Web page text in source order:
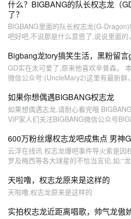
什么？BIGBANG的队长权志龙（
了？
BIGBANG里面的队长权志龙(G-
吧好吧,不说那是什么意思了,说说里面
Bigbang龙tory搞笑生活，黑粉留
GD实在太可爱了,原来他喜欢辛普森。
微信公众号:(UncleMary2)这里有最新鲜
如果你想偶遇BIGBANG权志龙
如果想偶遇志龙,请耐心看完哦
VIP家人们关注BIGBANG微信公众号
600万粉丝爆权志龙吧成焦点 男神
云浮在线讯 权志龙爆吧事件导火索是因
罗及梅西等各大球星的不恰当言论,如:“
天啦噜，权志龙原来是这样的
天啦噜,权志龙原来是这样的
实拍权志龙近距离唱歌，帅气龙傲